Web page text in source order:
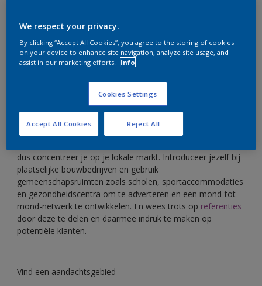
Zelfs in drukke tijden is het de moeite waard reclame te
maken voor jezelf voor de komende maanden en je te
concentreren op de ontwikkeling van je bedrijf. Het
in de praktijk brengt.
Denk lokaal
dus concentreer je op je lokale markt. Introduceer jezelf bij
plaatselijke bouwbedrijven en gebruik
gemeenschapsruimten zoals scholen, sportaccommodaties
en gezondheidscentra om te adverteren en een mond-tot-
mond-netwerk te ontwikkelen. En wees trots op referenties
door deze te delen en daarmee indruk te maken op
potentiële klanten.
Vind een aandachtsgebied
We respect your privacy.
By clicking “Accept All Cookies”, you agree to the storing of cookies
on your device to enhance site navigation, analyze site usage, and
assist in our marketing efforts.
Info
Cookies Settings
Reject All
Accept All Cookies